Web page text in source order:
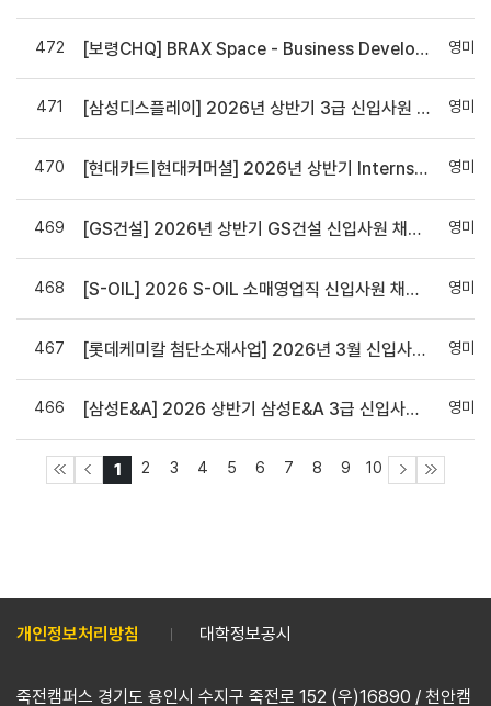
472 [보령CHQ] BRAX Space - Business Development Manager 채용(~채용시 마감) 영미
471 [삼성디스플레이] 2026년 상반기 3급 신입사원 채용(~3/17까지) 영미
470 [현대카드|현대커머셜] 2026년 상반기 Internship 모집 홍보 협조요청(~3/16) 영미
469 [GS건설] 2026년 상반기 GS건설 신입사원 채용 홍보 요청의 건 (~ 3/22) 영미
468 [S-OIL] 2026 S-OIL 소매영업직 신입사원 채용 (~ 3/22(일) 영미
467 [롯데케미칼 첨단소재사업] 2026년 3월 신입사원 채용 일반전형 영미
466 [삼성E&A] 2026 상반기 삼성E&A 3급 신입사원 채용/대학생 인턴 모집 (~3/17(화) 17:00) 영미
1 2 3 4 5 6 7 8 9 10
개인정보처리방침 대학정보공시
죽전캠퍼스 경기도 용인시 수지구 죽전로 152 (우)16890 / 천안캠